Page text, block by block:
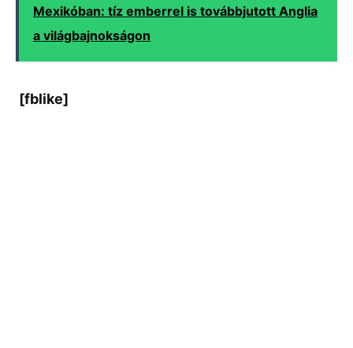
Mexikóban: tíz emberrel is továbbjutott Anglia
a világbajnokságon
[fblike]